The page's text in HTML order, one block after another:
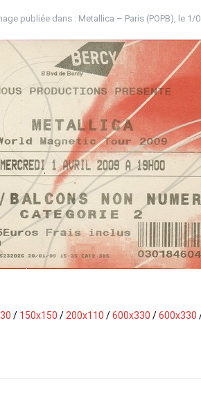
publiée dans : Metallica – Paris (POPB), le 1/
/ 150x150 / 200x110 /600x330 /600x330